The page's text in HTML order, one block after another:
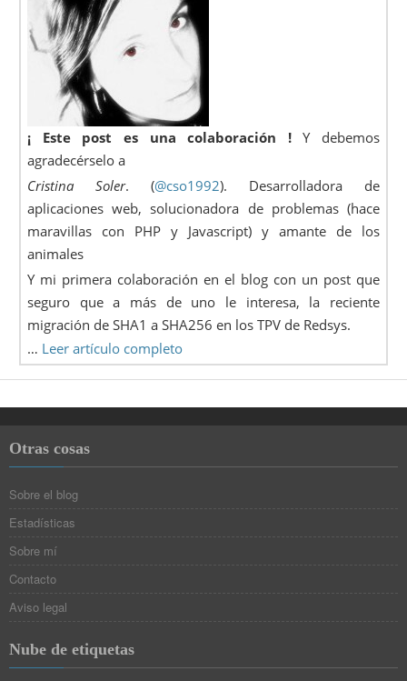
¡ Este post es una colaboración !Y debemos
agradecérselo a
Cristina Soler. (@cso1992). Desarrolladora de
aplicaciones web, solucionadora de problemas (hace
maravillas con PHP y Javascript) y amante de los
animales
Y mi primera colaboración en el blog con un post que
seguro que a más de uno le interesa, la reciente
migración de SHA1 a SHA256 en los TPV de Redsys.
… Leer artículo completo
Otras cosas
Sobre el blog
Estadísticas
Sobre mí
Contacto
Aviso legal
Nube de etiquetas